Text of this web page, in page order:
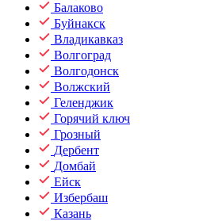
Балаково
Буйнакск
Владикавказ
Волгоград
Волгодонск
Волжский
Геленджик
Горячий ключ
Грозный
Дербент
Домбай
Ейск
Избербаш
Казань